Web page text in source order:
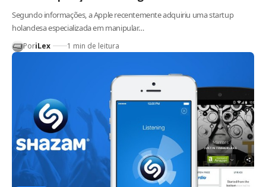
Segundo informações, a Apple recentemente adquiriu uma startup
holandesa especializada em manipular…
PoriLex 1 min de leitura